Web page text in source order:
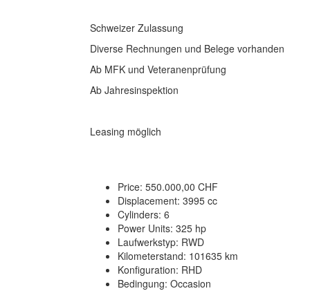
Schweizer Zulassung
Diverse Rechnungen und Belege vorhanden
Ab MFK und Veteranenprüfung
Ab Jahresinspektion
Leasing möglich
Price: 550.000,00 CHF
Displacement: 3995 cc
Cylinders: 6
Power Units: 325 hp
Laufwerkstyp: RWD
Kilometerstand: 101635 km
Konfiguration: RHD
Bedingung: Occasion